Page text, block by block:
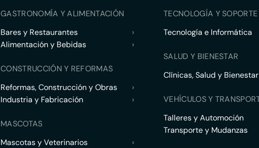
GASTRONOMÍA Y ALIMENTACIÓN
Bares y Restaurantes
›
Alimentación y Bebidas
›
CONSTRUCCIÓN Y REFORMAS
Reformas, Construcción y Obras
›
Industria y Fabricación
›
MASCOTAS
Mascotas y Veterinarios
›
TECNOLOGÍA Y
Tecnología e Informática
SALUD Y BIENESTAR
Clínicas, Salud y Bienestar
VEHÍCULOS Y
Talleres y Automoción
Transporte y Mudanzas